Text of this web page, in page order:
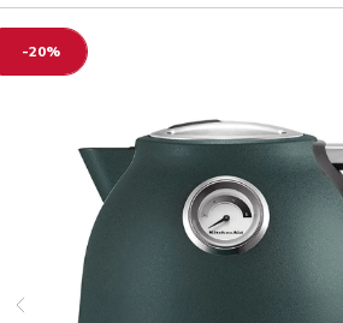
-20%